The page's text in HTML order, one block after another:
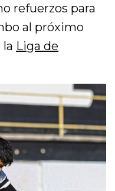
refuerzos para
al próximo
la Liga de